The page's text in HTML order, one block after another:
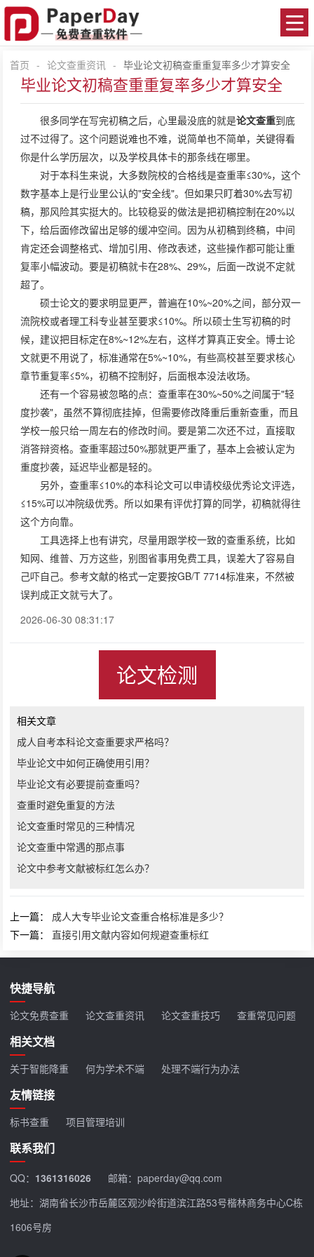
首页 - 论文查重资讯 - 毕业论文初稿查重重复率多少才算安全
毕业论文初稿查重重复率多少才算安全
很多同学在写完初稿之后，心里最没底的就是‌论文查重‌到底
过不过得了。这个问题说难也不难，说简单也不简单，关键得看
你是什么学历层次，以及学校具体卡的那条线在哪里。
对于本科生来说，大多数院校的合格线是查重率≤30%，这个
数字基本上是行业里公认的"安全线"。但如果只盯着30%去写初
稿，那风险其实挺大的。比较稳妥的做法是把初稿控制在20%以
下，给后面修改留出足够的缓冲空间。因为从初稿到终稿，中间
肯定还会调整格式、增加引用、修改表述，这些操作都可能让重
复率小幅波动。要是初稿就卡在28%、29%，后面一改说不定就
超了。
硕士论文的要求明显更严，普遍在10%~20%之间，部分双一
流院校或者理工科专业甚至要求≤10%。所以硕士生写初稿的时
候，建议把目标定在8%~12%左右，这样才算真正安全。博士论
文就更不用说了，标准通常在5%~10%，有些高校甚至要求核心
章节重复率≤5%，初稿不控制好，后面根本没法收场。
还有一个容易被忽略的点：查重率在30%~50%之间属于"轻
度抄袭"，虽然不算彻底挂掉，但需要修改降重后重新查重，而且
学校一般只给一周左右的修改时间。要是第二次还不过，直接取
消答辩资格。查重率超过50%那就更严重了，基本上会被认定为
重度抄袭，延迟毕业都是轻的。
另外，查重率≤10%的本科论文可以申请校级优秀论文评选，
≤15%可以冲院级优秀。所以如果有评优打算的同学，初稿就得往
这个方向靠。
工具选择上也有讲究，尽量用跟学校一致的查重系统，比如
知网、维普、万方这些，别图省事用免费工具，误差大了容易自
己吓自己。参考文献的格式一定要按GB/T 7714标准来，不然被
误判成正文就亏大了。
2026-06-30 08:31:17
论文检测
相关文章
成人自考本科论文查重要求严格吗？
毕业论文中如何正确使用引用？
毕业论文有必要提前查重吗？
查重时避免重复的方法
论文查重时常见的三种情况
论文查重中常遇的那点事
论文中参考文献被标红怎么办？
上一篇： 成人大专毕业论文查重合格标准是多少？
下一篇： 直接引用文献内容如何规避查重标红
快捷导航
论文免费查重 论文查重资讯 论文查重技巧 查重常见问题
相关文档
关于智能降重 何为学术不端 处理不端行为办法
友情链接
标书查重 项目管理培训
联系我们
QQ： 1361316026
邮箱：paperday@qq.com
地址：湖南省长沙市岳麓区观沙岭街道滨江路53号楷林商务中心C栋
1606号房